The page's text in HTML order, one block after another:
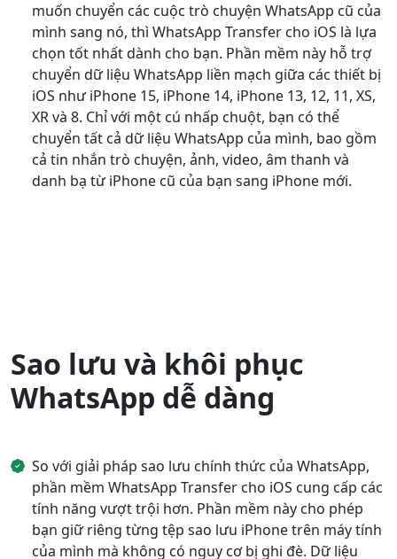
muốn chuyển các cuộc trò chuyện WhatsApp cũ của
mình sang nó, thì WhatsApp Transfer cho iOS là lựa
chọn tốt nhất dành cho bạn. Phần mềm này hỗ trợ
chuyển dữ liệu WhatsApp liền mạch giữa các thiết bị
iOS như iPhone 15, iPhone 14, iPhone 13, 12, 11, XS,
XR và 8. Chỉ với một cú nhấp chuột, bạn có thể
chuyển tất cả dữ liệu WhatsApp của mình, bao gồm
cả tin nhắn trò chuyện, ảnh, video, âm thanh và
danh bạ từ iPhone cũ của bạn sang iPhone mới.
Sao lưu và khôi phục
WhatsApp dễ dàng
So với giải pháp sao lưu chính thức của WhatsApp,
phần mềm WhatsApp Transfer cho iOS cung cấp các
tính năng vượt trội hơn. Phần mềm này cho phép
bạn giữ riêng từng tệp sao lưu iPhone trên máy tính
của mình mà không có nguy cơ bị ghi đè. Dữ liệu